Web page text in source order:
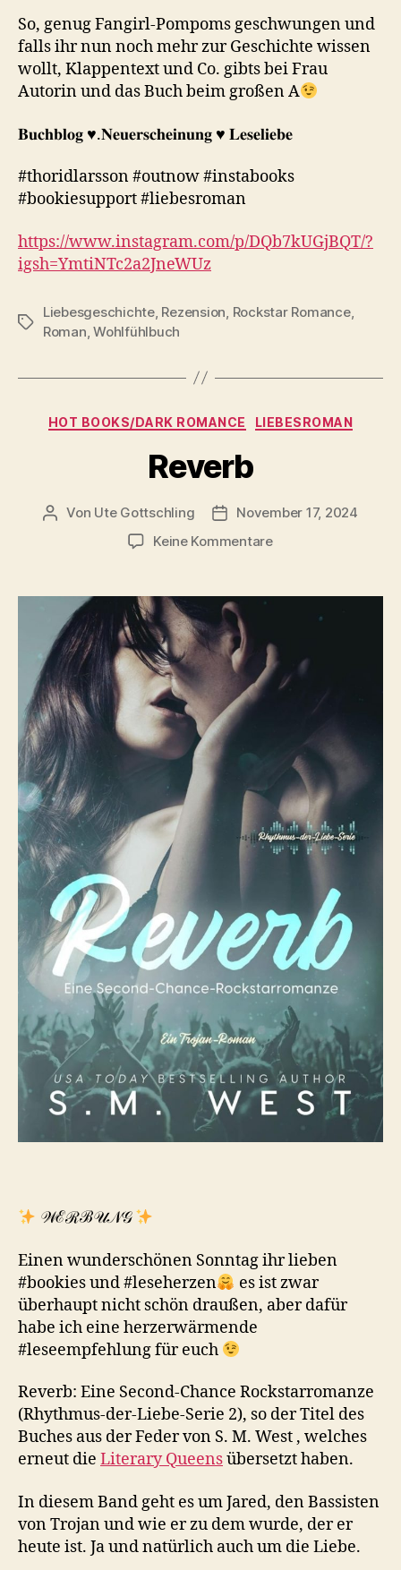
So, genug Fangirl-Pompoms geschwungen und
falls ihr nun noch mehr zur Geschichte wissen
wollt, Klappentext und Co. gibts bei Frau
Autorin und das Buch beim großen A
𝐁𝐮𝐜𝐡𝐛𝐥𝐨𝐠 ♥︎.𝐍𝐞𝐮𝐞𝐫𝐬𝐜𝐡𝐞𝐢𝐧𝐮𝐧𝐠 ♥︎ 𝐋𝐞𝐬𝐞𝐥𝐢𝐞𝐛𝐞
#thoridlarsson #outnow #instabooks
#bookiesupport #liebesroman
https://www.instagram.com/p/DQb7kUGjBQT/?
igsh=YmtiNTc2a2JneWUz
Schlagwörter
Liebesgeschichte, Rezension Rockstar Romance,
Roman ,Wohlfühlbuch
Kategorien
HOT BOOKS/DARK ROMANCE LIEBESROMAN
Reverb
Beitragsautor
Von Ute Gottschling Veröffentlichungsdatum
November 17, 2024
Keine Kommentarezu
𝒲ℰℛℬ𝒰𝒩𝒢
Einen wunderschönen Sonntag ihr lieben
#bookies und #leseherzen
es ist zwar
überhaupt nicht schön draußen, aber dafür
habe ich eine herzerwärmende
#leseempfehlung für euch
Reverb: Eine Second-Chance Rockstarromanze
(Rhythmus-der-Liebe-Serie 2), so der Titel des
Buches aus der Feder von S. M. West , welches
erneut die Literary Queensübersetzt haben.
In diesem Band geht es um Jared, den Bassisten
von Trojan und wie er zu dem wurde, der er
heute ist. Ja und natürlich auch um die Liebe.